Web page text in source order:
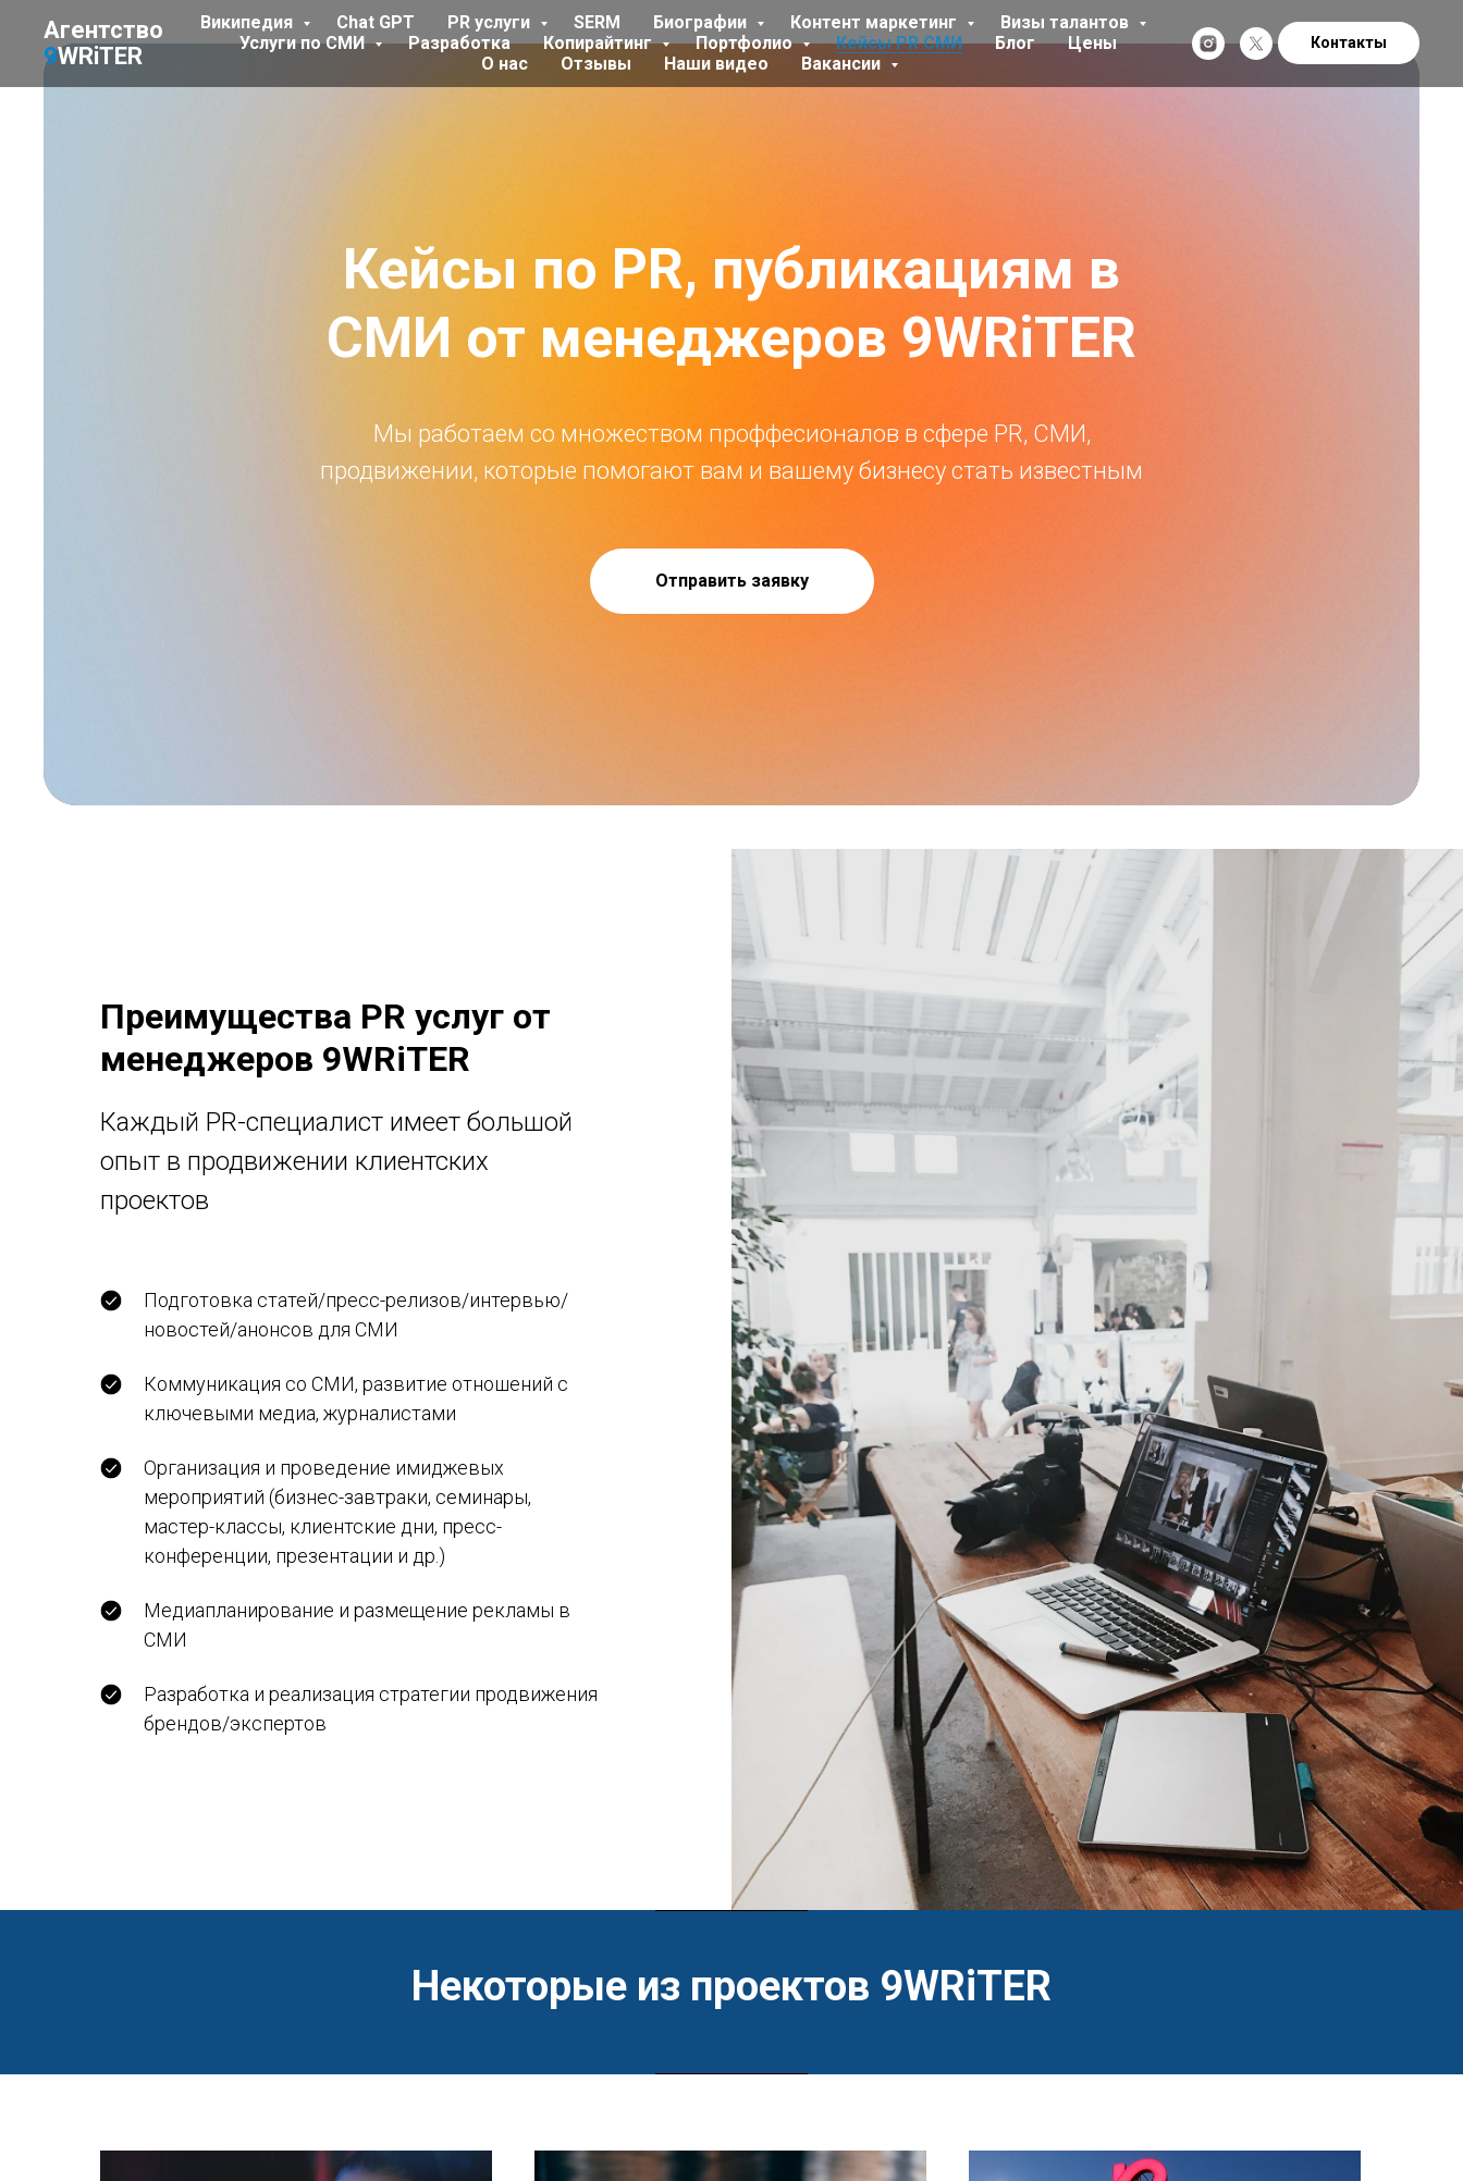
Агентство
9WRiTER
Википедия Chat GPT PR услуги SERM Биографии Контент маркетинг
Визы талантов
Услуги по СМИ
Разработка Копирайтинг Портфолио Кейсы PR СМИ Блог
Цены
О нас
Отзывы Наши видео Вакансии
Контакты
Кейсы по PR, публикациям в
СМИ от менеджеров 9WRiTER
Мы работаем со множеством проффесионалов в сфере PR, СМИ,
продвижении, которые помогают вам и вашему бизнесу стать известным
Отправить заявку
Преимущества PR услуг от
менеджеров 9WRiTER
Каждый PR-специалист имеет большой
опыт в продвижении клиентских
проектов
Подготовка статей/пресс-релизов/интервью/
новостей/анонсов для СМИ
Коммуникация со СМИ, развитие отношений с
ключевыми медиа, журналистами
Организация и проведение имиджевых
мероприятий (бизнес-завтраки, семинары,
мастер-классы, клиентские дни, пресс-
конференции, презентации и др.)
Медиапланирование и размещение рекламы в
СМИ
Разработка и реализация стратегии продвижения
брендов/экспертов
Некоторые из проектов 9WRiTER